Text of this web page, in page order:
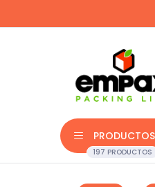
PRODUCTOS
197 PRODUCTOS